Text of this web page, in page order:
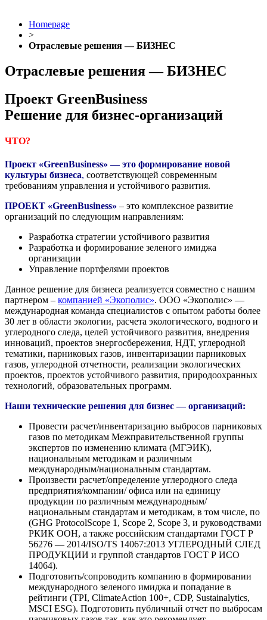
Homepage
>
Отраслевые решения — БИЗНЕС
Отраслевые решения — БИЗНЕС
Проект GreenBusiness
Решение для бизнес-организаций
ЧТО?
Проект «GreenBusiness» — это формирование новой
культуры бизнеса, соответствующей современным
требованиям управления и устойчивого развития.
ПРОЕКТ «GreenBusiness» – это комплексное развитие
организаций по следующим направлениям:
Разработка стратегии устойчивого развития
Разработка и формирование зеленого имиджа
организации
Управление портфелями проектов
Данное решение для бизнеса реализуется совместно с нашим
партнером – компанией «Экополис». ООО «Экополис» —
международная команда специалистов с опытом работы более
30 лет в области экологии, расчета экологического, водного и
углеродного следа, целей устойчивого развития, внедрения
инноваций, проектов энергосбережения, НДТ, углеродной
тематики, парниковых газов, инвентаризации парниковых
газов, углеродной отчетности, реализации экологических
проектов, проектов устойчивого развития, природоохранных
технологий, образовательных программ.
Наши технические решения для бизнес — организаций:
Провести расчет/инвентаризацию выбросов парниковых
газов по методикам Межправительственной группы
экспертов по изменению климата (МГЭИК),
национальным методикам и различным
международным/национальным стандартам.
Произвести расчет/определение углеродного следа
предприятия/компании/ офиса или на единицу
продукции по различным международным/
национальным стандартам и методикам, в том числе, по
(GHG ProtocolScope 1, Scope 2, Scope 3, и руководствами
РКИК ООН, а также российским стандартами ГОСТ Р
56276 — 2014/ISO/TS 14067:2013 УГЛЕРОДНЫЙ СЛЕД
ПРОДУКЦИИ и группой стандартов ГОСТ Р ИСО
14064).
Подготовить/сопроводить компанию в формировании
международного зеленого имиджа и попадание в
рейтинги (TPI, ClimateAction 100+, CDP, Sustainalytics,
MSCI ESG). Подготовить публичный отчет по выбросам